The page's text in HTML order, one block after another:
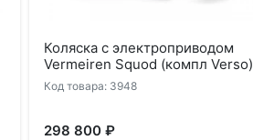
Коляска с электроприводом
Vermeiren Squod (компл Verso)
Код товара: 3948
298 800 ₽